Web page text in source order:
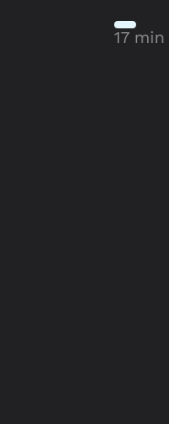
17 min